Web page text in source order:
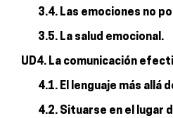
3.4. Las emociones no
3.5. La salud emocional.
UD4. La comunicación
4.1. El lenguaje más allá
4.2. Situarse en el lugar